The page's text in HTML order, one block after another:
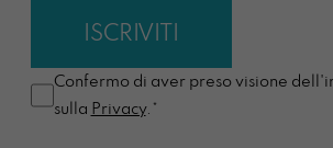
Confermo di aver preso visione
sulla Privacy.*